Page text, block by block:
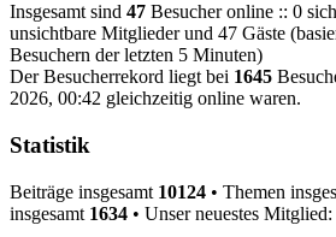
Insgesamt sind 47 Besucher online :: 0
unsichtbare Mitglieder und 47 Gäste
Besuchern der letzten 5 Minuten)
Der Besucherrekord liegt bei 1645
2026, 00:42 gleichzeitig online waren.
Statistik
Beiträge insgesamt 10124 • Themen
insgesamt 1634 • Unser neuestes Mitglied: